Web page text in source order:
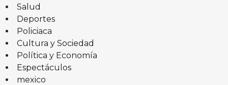
Salud
Deportes
Policiaca
Cultura y Sociedad
Política y Economía
Espectáculos
mexico